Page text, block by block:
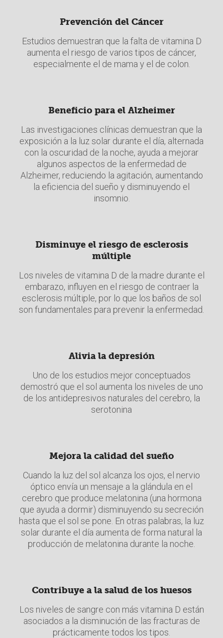
Prevención del Cáncer
Estudios demuestran que la falta de vitamina D
aumenta el riesgo de varios tipos de cáncer,
especialmente el de mama y el de colon.
Beneficio para el Alzheimer
Las investigaciones clínicas demuestran que la
exposición a la luz solar durante el día, alternada
con la oscuridad de la noche, ayuda a mejorar
algunos aspectos de la enfermedad de
Alzheimer, reduciendo la agitación, aumentando
la eficiencia del sueño y disminuyendo el
insomnio.
Disminuye el riesgo de esclerosis
múltiple
Los niveles de vitamina D de la madre durante el
embarazo, influyen en el riesgo de contraer la
esclerosis múltiple, por lo que los baños de sol
son fundamentales para prevenir la enfermedad.
Alivia la depresión
Uno de los estudios mejor conceptuados
demostró que el sol aumenta los niveles de uno
de los antidepresivos naturales del cerebro, la
serotonina
Mejora la calidad del sueño
Cuando la luz del sol alcanza los ojos, el nervio
óptico envía un mensaje a la glándula en el
cerebro que produce melatonina (una hormona
que ayuda a dormir) disminuyendo su secreción
hasta que el sol se pone. En otras palabras, la luz
solar durante el día aumenta de forma natural la
producción de melatonina durante la noche.
Contribuye a la salud de los huesos
Los niveles de sangre con más vitamina D están
asociados a la disminución de las fracturas de
prácticamente todos los tipos.